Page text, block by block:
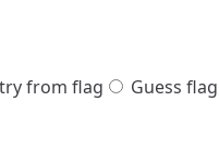
from flag Guess